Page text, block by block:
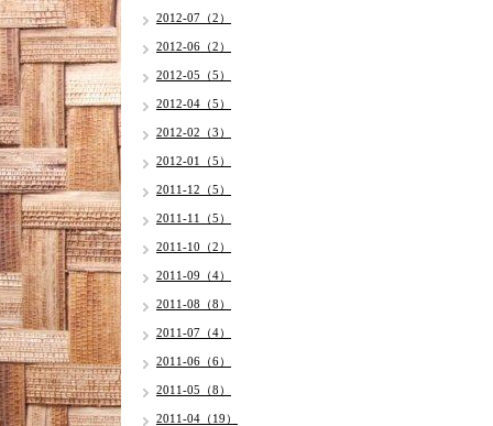
2012-07（2）
2012-06（2）
2012-05（5）
2012-04（5）
2012-02（3）
2012-01（5）
2011-12（5）
2011-11（5）
2011-10（2）
2011-09（4）
2011-08（8）
2011-07（4）
2011-06（6）
2011-05（8）
2011-04（19）